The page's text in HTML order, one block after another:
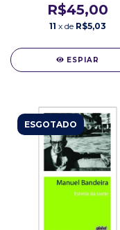
Global
R$45,00
11 x de R$5,03
ESPIAR
ESGOTADO